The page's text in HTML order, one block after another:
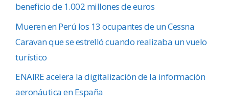
beneficio de 1.002 millones de euros
Mueren en Perú los 13 ocupantes de un Cessna
Caravan que se estrelló cuando realizaba un vuelo
turístico
ENAIRE acelera la digitalización de la información
aeronáutica en España